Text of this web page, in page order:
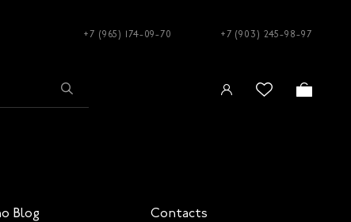
+7 (965) 174-09-70 +7 (903) 245-98-97
Blog Contacts